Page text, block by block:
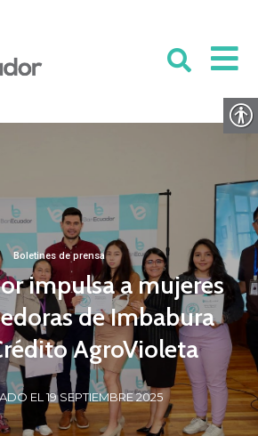
Boletines de prensa
impulsa a mujeres
de Imbabura
AgroVioleta
EL 19 SEPTIEMBRE 2025